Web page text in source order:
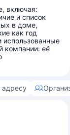
включая:
и список
в доме,
как год
использованные
компании: её